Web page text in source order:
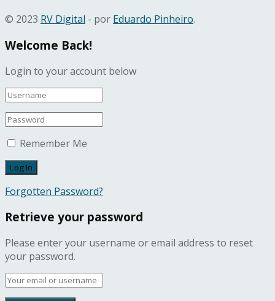
© 2023 RV Digital - por Eduardo Pinheiro.
Welcome Back!
Login to your account below
Remember Me
Forgotten Password?
Retrieve your password
Please enter your username or email address to reset
your password.